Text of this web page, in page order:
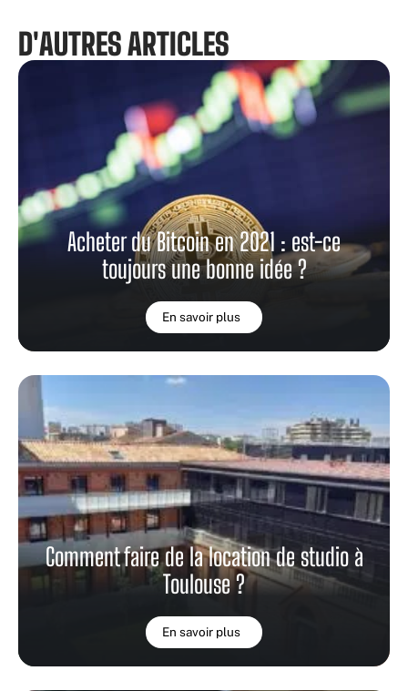
D'AUTRES ARTICLES
Acheter du Bitcoin en 2021 : est-ce
toujours une bonne idée ?
En savoir plus
Comment faire de la location de studio à
Toulouse ?
En savoir plus